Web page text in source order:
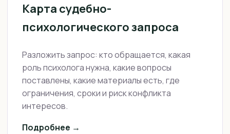
Карта судебно-
психологического запроса
Разложить запрос: кто обращается, какая
роль психолога нужна, какие вопросы
поставлены, какие материалы есть, где
ограничения, сроки и риск конфликта
интересов.
Подробнее →